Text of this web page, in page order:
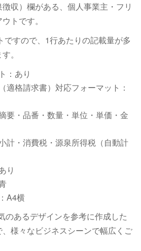
収）欄がある、個人事業主・フリ
トです。
ですので、1行あたりの記載量が多
。
：あり
適格請求書）対応フォーマット：
要・品番・数量・単位・単価・金
計・消費税・源泉所得税（自動計
り
A4横
のあるデザインを参考に作成した
様々なビジネスシーンで幅広くご